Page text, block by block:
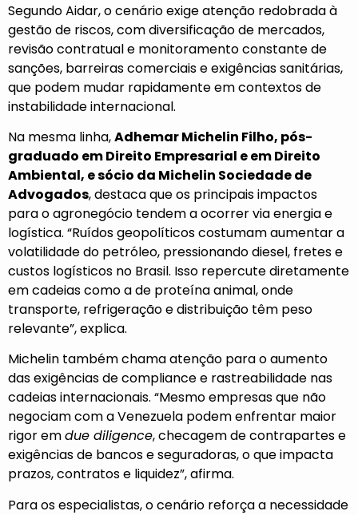
Segundo Aidar, o cenário exige atenção redobrada à
gestão de riscos, com diversificação de mercados,
revisão contratual e monitoramento constante de
sanções, barreiras comerciais e exigências sanitárias,
que podem mudar rapidamente em contextos de
instabilidade internacional.
Na mesma linha,Adhemar Michelin Filho, pós-
graduado em Direito Empresarial e em Direito
Ambiental, e sócio da Michelin Sociedade de
Advogados, destaca que os principais impactos
para o agronegócio tendem a ocorrer via energia e
logística. “Ruídos geopolíticos costumam aumentar a
volatilidade do petróleo, pressionando diesel, fretes e
custos logísticos no Brasil. Isso repercute diretamente
em cadeias como a de proteína animal, onde
transporte, refrigeração e distribuição têm peso
relevante”, explica.
Michelin também chama atenção para o aumento
das exigências de compliance e rastreabilidade nas
cadeias internacionais. “Mesmo empresas que não
negociam com a Venezuela podem enfrentar maior
rigor emdue diligence, checagem de contrapartes e
exigências de bancos e seguradoras, o que impacta
prazos, contratos e liquidez”, afirma.
Para os especialistas, o cenário reforça a necessidade